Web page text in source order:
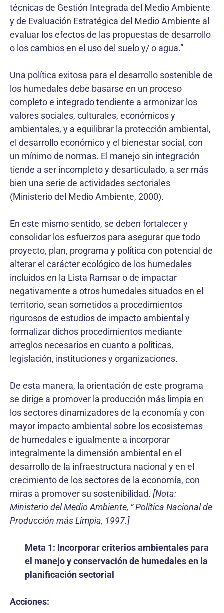
técnicas de Gestión Integrada del Medio Ambiente
y de Evaluación Estratégica del Medio Ambiente al
evaluar los efectos de las propuestas de desarrollo
o los cambios en el uso del suelo y/ o agua.”
Una política exitosa para el desarrollo sostenible de
los humedales debe basarse en un proceso
completo e integrado tendiente a armonizar los
valores sociales, culturales, económicos y
ambientales, y a equilibrar la protección ambiental,
el desarrollo económico y el bienestar social, con
un mínimo de normas. El manejo sin integración
tiende a ser incompleto y desarticulado, a ser más
bien una serie de actividades sectoriales
(Ministerio del Medio Ambiente, 2000).
En este mismo sentido, se deben fortalecer y
consolidar los esfuerzos para asegurar que todo
proyecto, plan, programa y política con potencial de
alterar el carácter ecológico de los humedales
incluidos en la Lista Ramsar o de impactar
negativamente a otros humedales situados en el
territorio, sean sometidos a procedimientos
rigurosos de estudios de impacto ambiental y
formalizar dichos procedimientos mediante
arreglos necesarios en cuanto a políticas,
legislación, instituciones y organizaciones.
De esta manera, la orientación de este programa
se dirige a promover la producción más limpia en
los sectores dinamizadores de la economía y con
mayor impacto ambiental sobre los ecosistemas
de humedales e igualmente a incorporar
integralmente la dimensión ambiental en el
desarrollo de la infraestructura nacional y en el
crecimiento de los sectores de la economía, con
miras a promover su sostenibilidad. [Nota:
Ministerio del Medio Ambiente, “ Política Nacional de
Producción más Limpia, 1997.]
Meta 1: Incorporar criterios ambientales para
el manejo y conservación de humedales en la
planificación sectorial
Acciones: